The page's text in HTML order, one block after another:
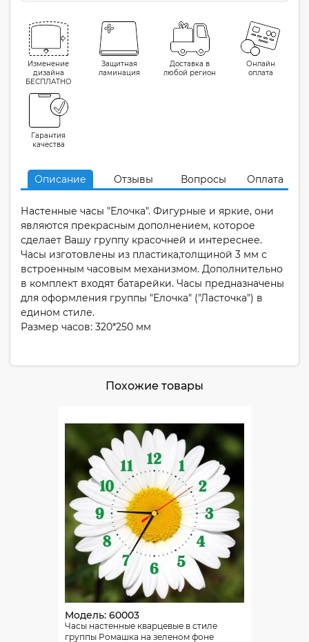
Изменение
дизайна
БЕСПЛАТНО
Защитная
ламинация
Доставка в
любой регион
Онлайн
оплата
Гарантия
качества
Описание Отзывы Вопросы Оплата
Настенные часы "Елочка". Фигурные и яркие, они
являются прекрасным дополнением, которое
сделает Вашу группу красочней и интереснее.
Часы изготовлены из пластика,толщиной 3 мм с
встроенным часовым механизмом. Дополнительно
в комплект входят батарейки. Часы предназначены
для оформления группы "Елочка" ("Ласточка") в
едином стиле.
Размер часов: 320*250 мм
Похожие товары
Модель: 60003
Часы настенные кварцевые в стиле
группы Ромашка на зеленом фоне